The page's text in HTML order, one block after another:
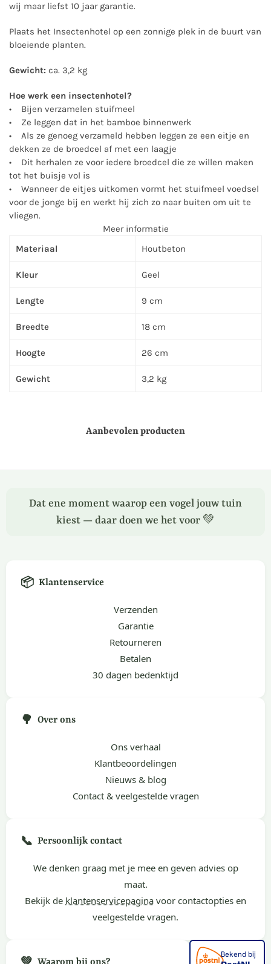
wij maar liefst 10 jaar garantie.
Plaats het Insectenhotel op een zonnige plek in de buurt van
bloeiende planten.
Gewicht: ca. 3,2 kg
Hoe werk een insectenhotel?
• Bijen verzamelen stuifmeel
• Ze leggen dat in het bamboe binnenwerk
• Als ze genoeg verzameld hebben leggen ze een eitje en
dekken ze de broedcel af met een laagje
• Dit herhalen ze voor iedere broedcel die ze willen maken
tot het buisje vol is
• Wanneer de eitjes uitkomen vormt het stuifmeel voedsel
voor de jonge bij en werkt hij zich zo naar buiten om uit te
vliegen.
Meer informatie
Materiaal
Houtbeton
Kleur Geel
Lengte 9 cm
Breedte 18 cm
Hoogte 26 cm
Gewicht 3,2 kg
Aanbevolen producten
Dat ene moment waarop een vogel jouw tuin
kiest — daar doen we het voor 💚
📦 Klantenservice
Verzenden
Garantie
Retourneren
Betalen
30 dagen bedenktijd
🌳 Over ons
Ons verhaal
Klantbeoordelingen
Nieuws & blog
Contact & veelgestelde vragen
📞 Persoonlijk contact
We denken graag met je mee en geven advies op
maat.
Bekijk de klantenservicepagina voor contactopties en
veelgestelde vragen.